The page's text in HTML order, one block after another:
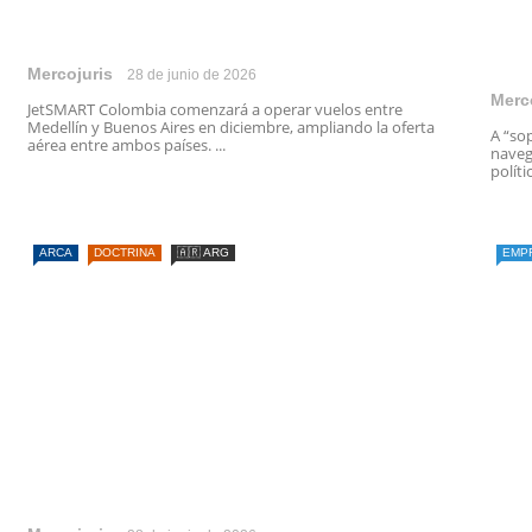
Mercojuris 28 de junio de 2026
JetSMART Colombia comenzará a operar vuelos entre
Medellín y Buenos Aires en diciembre, ampliando la oferta
aérea entre ambos países. ...
A
ARCA DOCTRINA 🇦🇷 ARG